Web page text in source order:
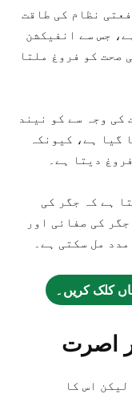
نظام کی طاقت
جس سے انفیکشن
صحت کو فروغ ملتا
کی وجہ سے کو نیند
گیا ہے، کیونکہ
دیتا ہے۔
ہے کہ جگر کی
کی صفائی اور
مل سکتی ہے۔
کلک کریں۔
اصرت
اس کا